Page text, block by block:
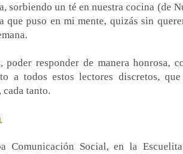
sorbiendo un té en nuestra cocina (de
que puso en mi mente, quizás sin
poder responder de manera honrosa,
a todos estos lectores discretos,
cada tanto.
Comunicación Social, en la